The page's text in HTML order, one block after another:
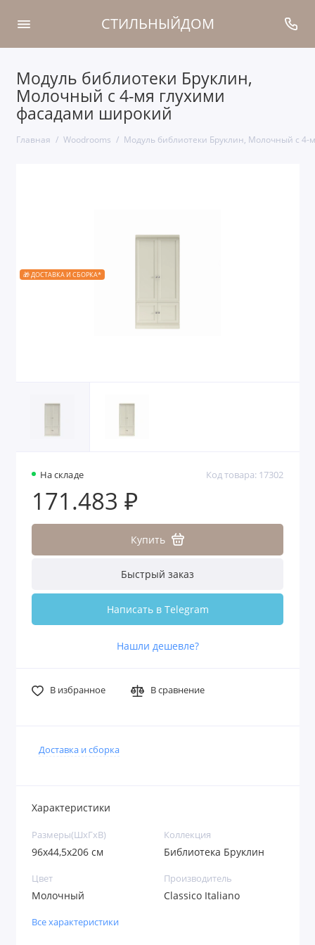
СТИЛЬНЫЙДОМ
Модуль библиотеки Бруклин,
Молочный с 4-мя глухими
фасадами широкий
Главная Woodrooms Модуль библиотеки Бруклин, Молочный с
🎁 ДОСТАВКА И СБОРКА*
На складе Код товара: 17302
171.483 ₽
Купить
Быстрый заказ
Написать в Telegram
Нашли дешевле?
В избранное В сравнение
Доставка и сборка
Характеристики
Размеры(ШxГxВ)
96х44,5х206 см
Коллекция
Библиотека Бруклин
Цвет
Молочный
Производитель
Classico Italiano
Все характеристики